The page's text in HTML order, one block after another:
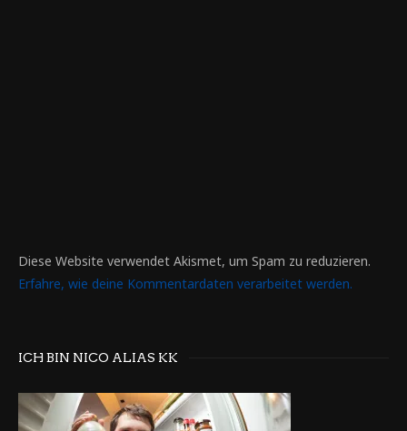
Diese Website verwendet Akismet, um Spam zu reduzieren.
Erfahre, wie deine Kommentardaten verarbeitet werden.
ICH BIN NICO ALIAS KK